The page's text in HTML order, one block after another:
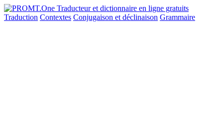
Traduction Contextes Conjugaison et déclinaison Grammaire